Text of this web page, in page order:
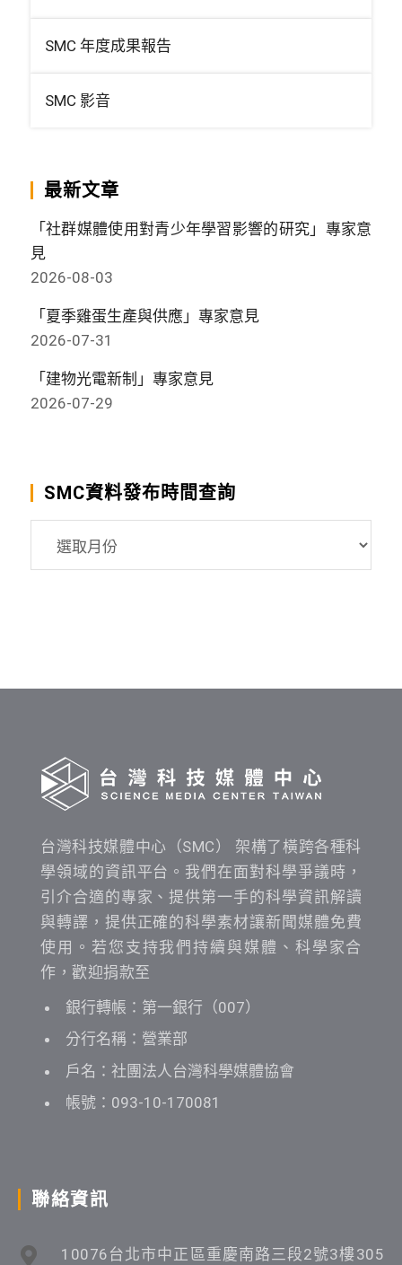
SMC 年度成果報告
SMC 影音
最新文章
「社群媒體使用對青少年學習影響的研究」專家意
見
2026-08-03
「夏季雞蛋生產與供應」專家意見
2026-07-31
「建物光電新制」專家意見
2026-07-29
SMC資料發布時間查詢
台灣科技媒體中心（SMC） 架構了橫跨各種科
學領域的資訊平台。我們在面對科學爭議時，
引介合適的專家、提供第一手的科學資訊解讀
與轉譯，提供正確的科學素材讓新聞媒體免費
使用。若您支持我們持續與媒體、科學家合
作，歡迎捐款至
銀行轉帳：第一銀行（007）
分行名稱：營業部
戶名：社團法人台灣科學媒體協會
帳號：093-10-170081
聯絡資訊
10076台北市中正區重慶南路三段2號3樓305